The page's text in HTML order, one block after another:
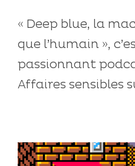
« Deep blue, la
que l’humain »,
passionnant
Affaires sensibles